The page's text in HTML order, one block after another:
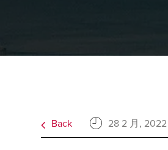
Back 28 2 月, 2022